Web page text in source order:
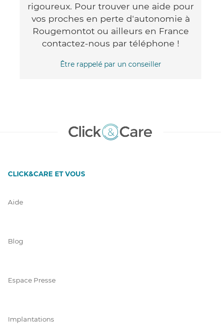
rigoureux. Pour trouver une aide pour
vos proches en perte d'autonomie à
Rougemontot ou ailleurs en France
contactez-nous par téléphone !
Être rappelé par un conseiller
CLICK&CARE ET VOUS
Aide
Blog
Espace Presse
Implantations